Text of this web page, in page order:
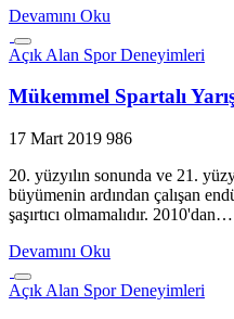
Devamını Oku
Açık Alan Spor Deneyimleri
Mükemmel Spartalı
17 Mart 2019 986
20. yüzyılın sonunda ve 21.
büyümenin ardından çalışan
şaşırtıcı olmamalıdır. 2010'dan…
Devamını Oku
Açık Alan Spor Deneyimleri